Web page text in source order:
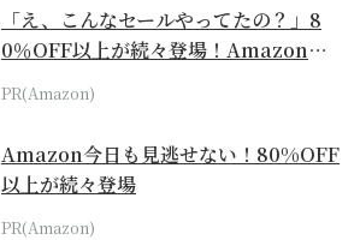
「え、こんなセールやってたの？」8
0％OFF以上が続々登場！Amazonの
本気が...
PR(Amazon)
Amazon今日も見逃せない！80%OFF
以上が続々登場
PR(Amazon)